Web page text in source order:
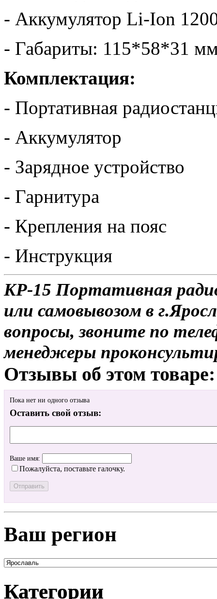
- Аккумулятор Li-Ion
- Габариты: 115*58*31
Комплектация:
- Портативная
- Аккумулятор
- Зарядное устройство
- Гарнитура
- Крепления на пояс
- Инструкция
KP-15 Портативная
или самовывозом в
вопросы, звоните по
менеджеры
Отзывы об этом товаре:
Пока нет ни одного отзыва
Оставить свой отзыв:
Ваше имя:
Пожалуйста, поставьте галочку.
Ваш регион
Категории